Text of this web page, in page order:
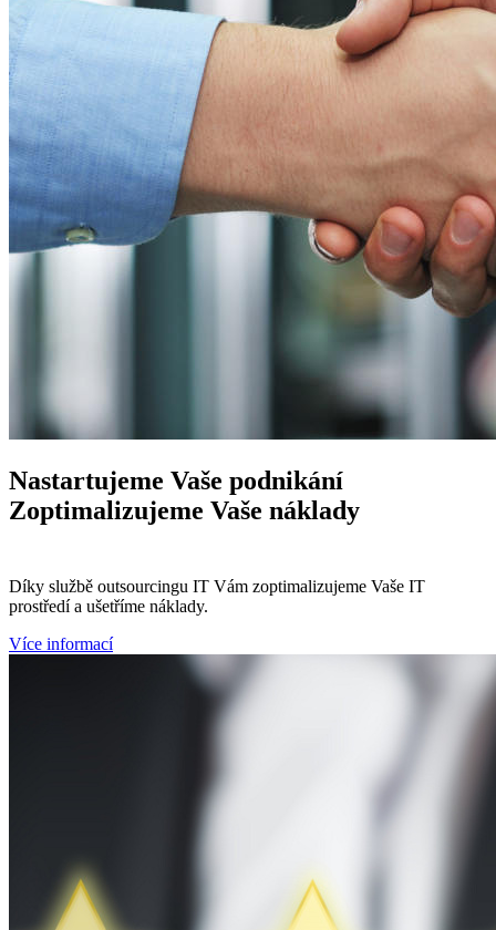
Nastartujeme Vaše podnikání
Zoptimalizujeme Vaše náklady
Díky službě outsourcingu IT Vám zoptimalizujeme Vaše IT
prostředí a ušetříme náklady.
Více informací